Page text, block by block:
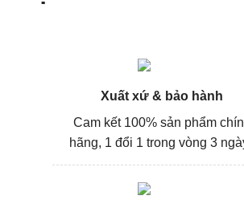
Xuất xứ & bảo hành
Cam kết 100% sản phẩm
hãng, 1 đổi 1 trong vòng 3